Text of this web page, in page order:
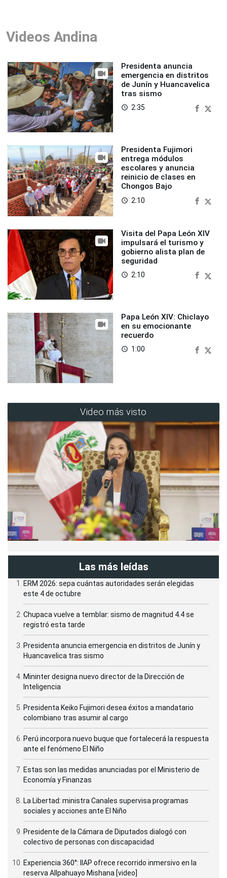
Videos Andina
Presidenta anuncia
emergencia en distritos
de Junín y Huancavelica
tras sismo
access_time 2:35
Presidenta Fujimori
entrega módulos
escolares y anuncia
reinicio de clases en
Chongos Bajo
access_time 2:10
Visita del Papa León XIV
impulsará el turismo y
gobierno alista plan de
seguridad
access_time 2:10
Papa León XIV: Chiclayo
en su emocionante
recuerdo
access_time 1:00
Video más visto
Las más leídas
ERM 2026: sepa cuántas autoridades serán elegidas
este 4 de octubre
Chupaca vuelve a temblar: sismo de magnitud 4.4 se
registró esta tarde
Presidenta anuncia emergencia en distritos de Junín y
Huancavelica tras sismo
Mininter designa nuevo director de la Dirección de
Inteligencia
Presidenta Keiko Fujimori desea éxitos a mandatario
colombiano tras asumir al cargo
Perú incorpora nuevo buque que fortalecerá la respuesta
ante el fenómeno El Niño
Estas son las medidas anunciadas por el Ministerio de
Economía y Finanzas
La Libertad: ministra Canales supervisa programas
sociales y acciones ante El Niño
Presidente de la Cámara de Diputados dialogó con
colectivo de personas con discapacidad
Experiencia 360°: IIAP ofrece recorrido inmersivo en la
reserva Allpahuayo Mishana [video]